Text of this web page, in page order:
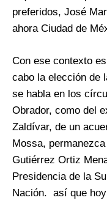
preferidos, José
ahora Ciudad de
Con ese contexto
cabo la elección de
se habla en los
Obrador, como del
Zaldívar, de un
Mossa,
Gutiérrez Ortiz
Presidencia de la
Nación. así que